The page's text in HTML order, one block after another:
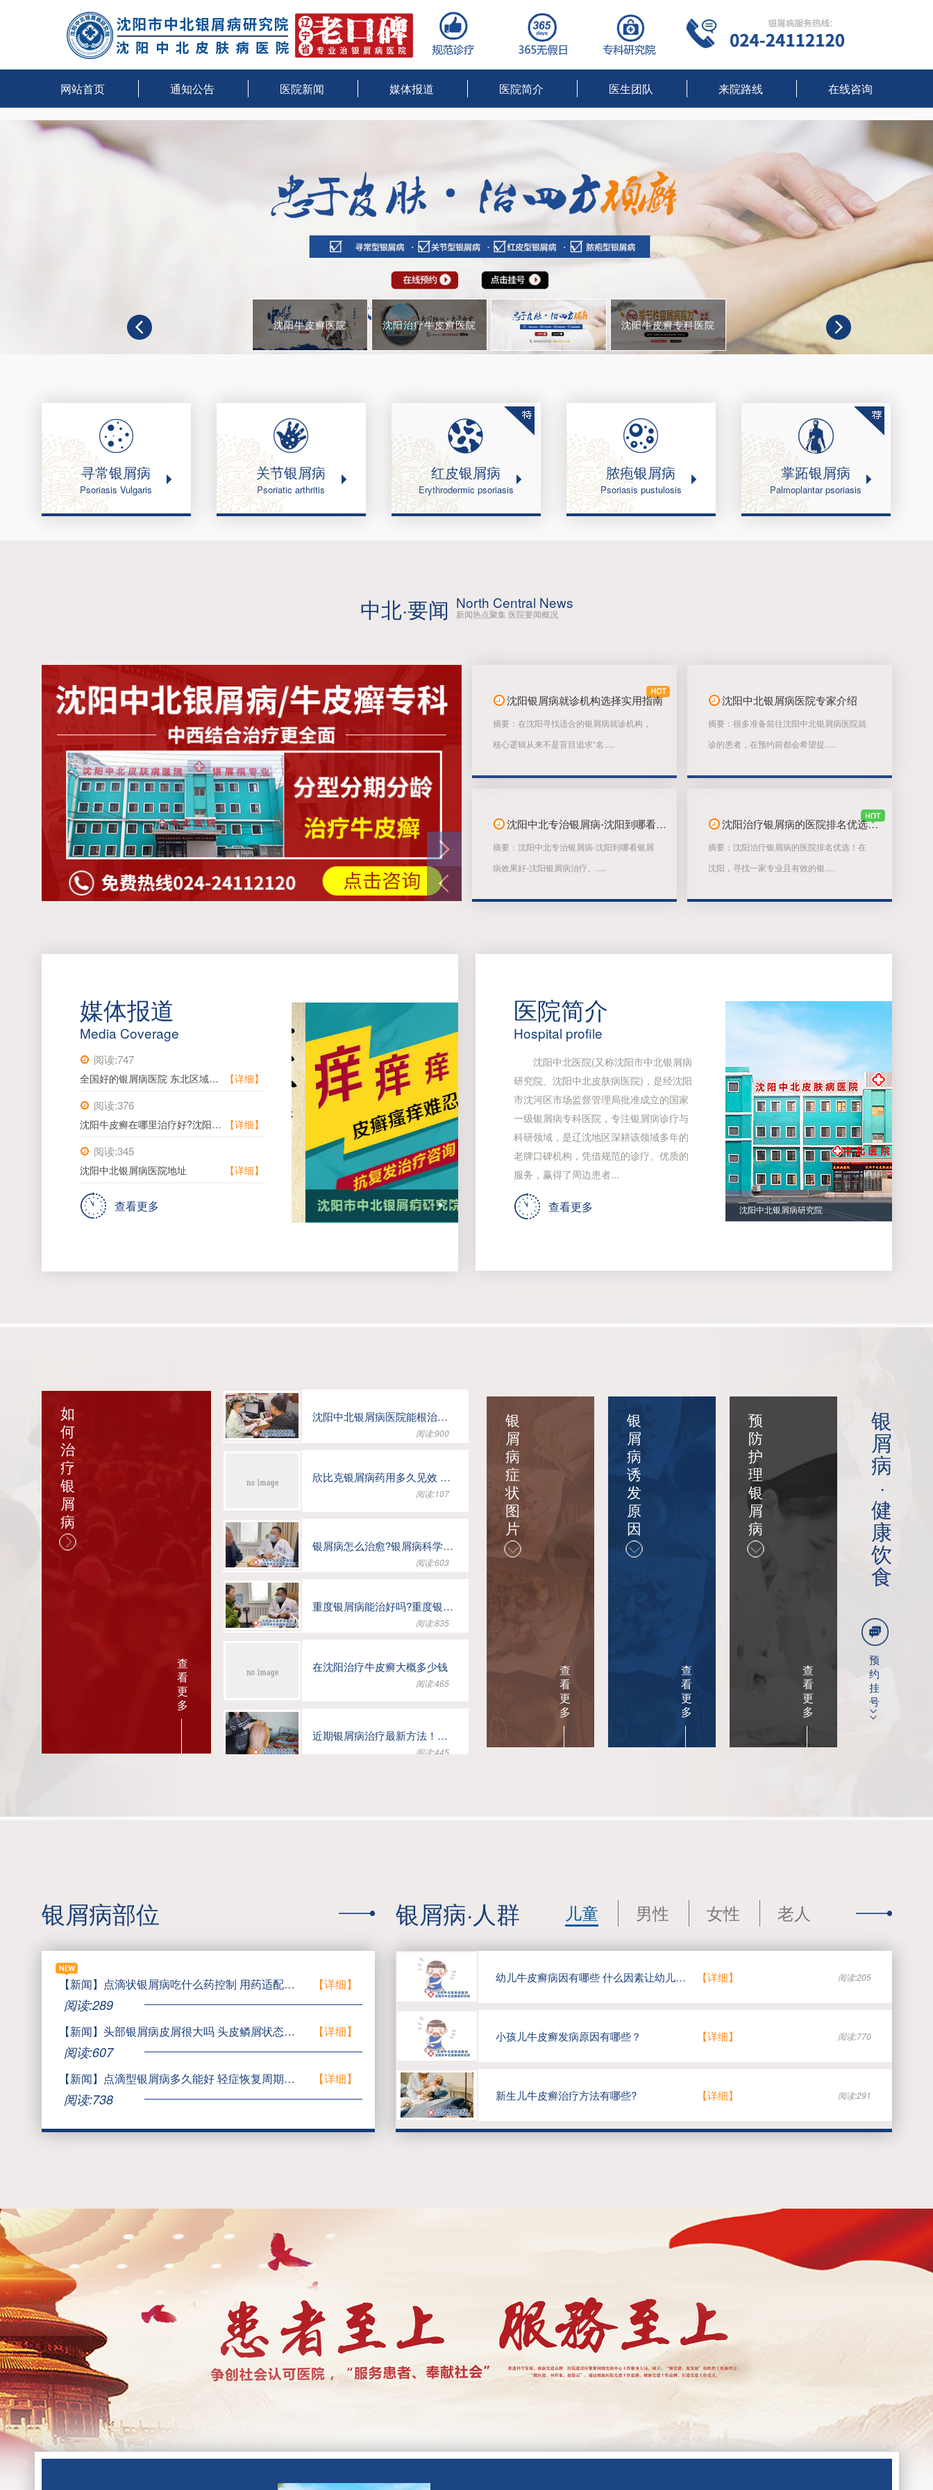
网站首页 通知公告 医院新闻 媒体报道 医院简介 医生团队 来院路线 在线咨询
沈阳牛皮癣医院 沈阳治疗牛皮癣医院 沈阳牛皮癣专科医院
寻常银屑病
Psoriasis Vulgaris
关节银屑病
Psoriatic arthritis
红皮银屑病
Erythrodermic psoriasis
脓疱银屑病
Psoriasis pustulosis
掌跖银屑病
Palmoplantar psoriasis
中北·要闻 North Central News
新闻热点聚集 医院要闻概况
沈阳银屑病就诊机构选择实用指南
摘要：在沈阳寻找适合的银屑病就诊机构，
核心逻辑从来不是盲目追求“名.....
沈阳中北银屑病医院专家介绍
摘要：很多准备前往沈阳中北银屑病医院就
诊的患者，在预约前都会希望提.....
沈阳中北专治银屑病-沈阳到哪看银屑病效果...
摘要：沈阳中北专治银屑病-沈阳到哪看银屑
病效果好-沈阳银屑病治疗。.....
沈阳治疗银屑病的医院排名优选：沈阳市中北...
摘要：沈阳治疗银屑病的医院排名优选！在
沈阳，寻找一家专业且有效的银.....
媒体报道
Media Coverage
阅读:747
全国好的银屑病医院 东北区域就诊实用指引 【详细】
阅读:376
沈阳牛皮癣在哪里治疗好?沈阳牛皮癣去哪里治疗好? 【详细】
阅读:345
沈阳中北银屑病医院地址 【详细】
查看更多
医院简介
Hospital profile
沈阳中北医院(又称沈阳市中北银屑病
研究院、沈阳中北皮肤病医院)，是经沈阳
市沈河区市场监督管理局批准成立的国家
一级银屑病专科医院，专注银屑病诊疗与
科研领域，是辽沈地区深耕该领域多年的
老牌口碑机构，凭借规范的诊疗、优质的
服务，赢得了周边患者...
查看更多 沈阳中北银屑病研究院
如
何
治
疗
银
屑
病
查
看
更
多
沈阳中北银屑病医院能根治银屑病吗 长期状态管理认知指南
阅读:900
欣比克银屑病药用多久见效 科学使用周期认知指南
阅读:107
银屑病怎么治愈?银屑病科学状态管理实用指南
阅读:603
重度银屑病能治好吗?重度银屑病状态管理实用指南
阅读:835
在沈阳治疗牛皮癣大概多少钱
阅读:465
近期银屑病治疗最新方法！主任提醒推荐，不加重
阅读:445
银
屑
病
症
状
图
片
查
看
更
多
银屑病转好的迹象 皮肤状态改善识别实用指南
阅读:754
阅读:746
银屑病早期症状大全，别忽视！出现这些情况要及时就医
阅读:619
阅读:169
阅读:533
银
屑
病
诱
发
原
因
查
看
更
多
预
防
护
理
银
屑
病
查
看
更
多
银
屑
病
·
健
康
饮
食
预
约
挂
号
>>
银屑病部位
【新闻】点滴状银屑病吃什么药控制 用药适配认知实用指南 【详细】
阅读:289
【新闻】头部银屑病皮屑很大吗 头皮鳞屑状态认知指南 【详细】
阅读:607
【新闻】点滴型银屑病多久能好 轻症恢复周期认知指南 【详细】
阅读:738
银屑病·人群 儿童 男性 女性 老人
幼儿牛皮癣病因有哪些 什么因素让幼儿得牛皮癣 【详细】 阅读:205
小孩儿牛皮癣发病原因有哪些？ 【详细】 阅读:770
新生儿牛皮癣治疗方法有哪些? 【详细】 阅读:291